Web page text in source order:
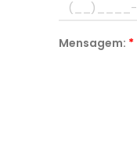
Mensagem: *